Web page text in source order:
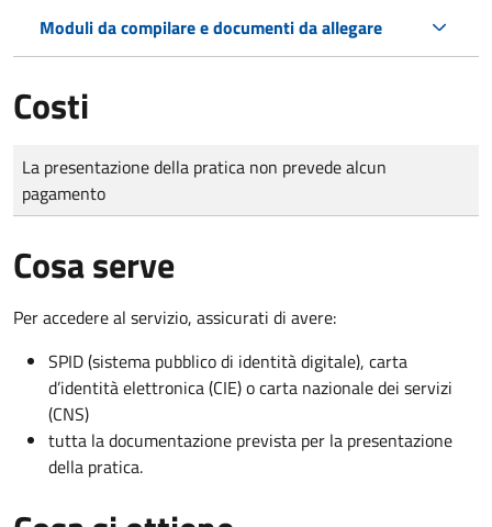
Moduli da compilare e documenti da allegare
Costi
Tipo di pagamento
Importo
La presentazione della pratica non prevede alcun
pagamento
Cosa serve
Per accedere al servizio, assicurati di avere:
SPID (sistema pubblico di identità digitale), carta
d’identità elettronica (CIE) o carta nazionale dei servizi
(CNS)
tutta la documentazione prevista per la presentazione
della pratica.